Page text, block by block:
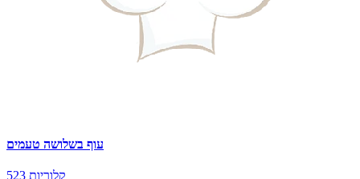
עוף בשלושה טעמים
523 קלוריות